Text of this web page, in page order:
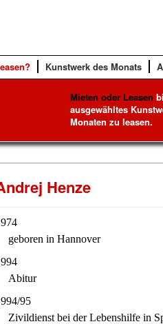
Kunstwerk des Monats
Mieten oder Leasen
ausgewähltes
Monaten zu leasen.
Henze
geboren in Hannover
Abitur
95
Zivildienst bei der Lebenshilfe in